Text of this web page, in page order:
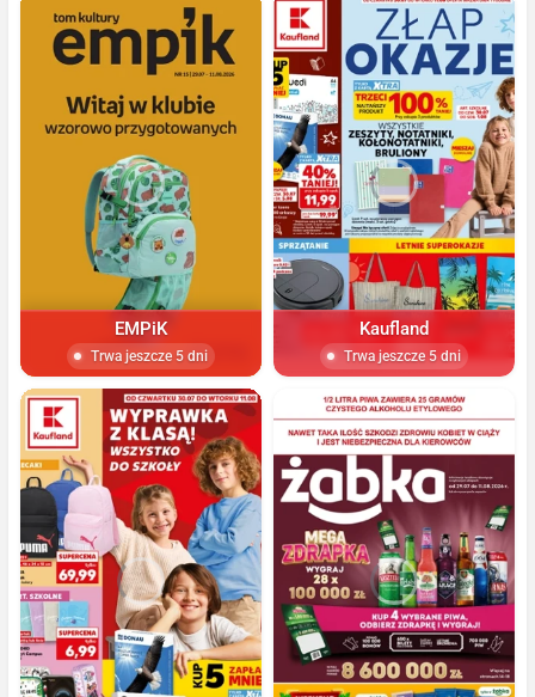
EMPiK
Trwa jeszcze 5 dni
Kaufland
Trwa jeszcze 5 dni